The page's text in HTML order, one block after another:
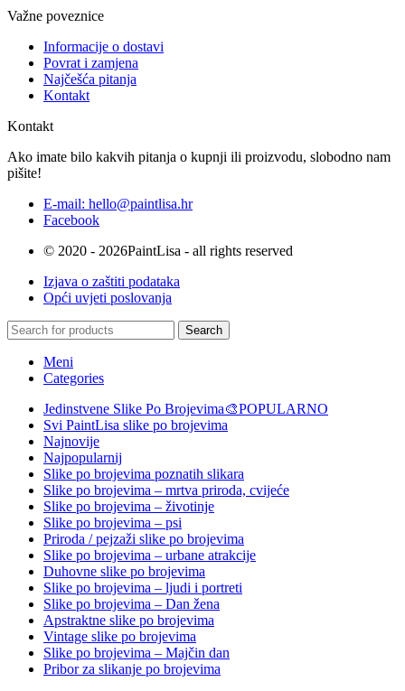
Važne poveznice
Informacije o dostavi
Povrat i zamjena
Najčešća pitanja
Kontakt
Kontakt
Ako imate bilo kakvih pitanja o kupnji ili proizvodu, slobodno nam
pišite!
E-mail: hello@paintlisa.hr
Facebook
© 2020 - 2026PaintLisa - all rights reserved
Izjava o zaštiti podataka
Opći uvjeti poslovanja
Search
Meni
Categories
Jedinstvene Slike Po Brojevima🎨POPULARNO
Svi PaintLisa slike po brojevima
Najnovije
Najpopularnij
Slike po brojevima poznatih slikara
Slike po brojevima – mrtva priroda, cvijeće
Slike po brojevima – životinje
Slike po brojevima – psi
Priroda / pejzaži slike po brojevima
Slike po brojevima – urbane atrakcije
Duhovne slike po brojevima
Slike po brojevima – ljudi i portreti
Slike po brojevima – Dan žena
Apstraktne slike po brojevima
Vintage slike po brojevima
Slike po brojevima – Majčin dan
Pribor za slikanje po brojevima